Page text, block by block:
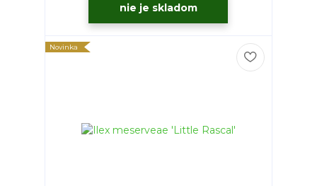
nie je skladom
Novinka